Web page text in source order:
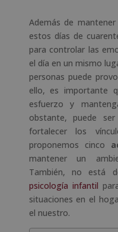
Además de
estos días de
para controlar las
el día en un mismo
personas puede
ello, es importante
esfuerzo y
obstante, puede
fortalecer los
proponemos cinco
mantener un
También, no está
psicología infantil
situaciones en el
el nuestro.